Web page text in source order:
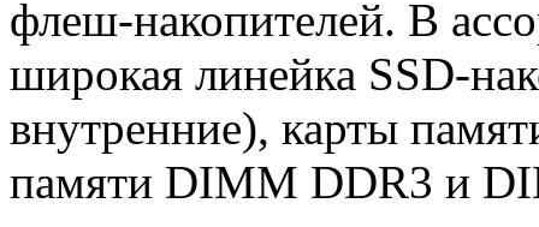
флеш-накопителей. В
широкая линейка SSD-
внутренние), карты
памяти DIMM DDR3 и